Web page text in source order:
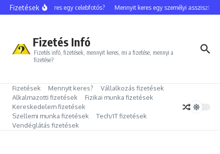
Ugrás a tartalomhoz
Fizetések
Mennyit keres egy celebfotós? Mennyit keres egy személyi asszisztens?
Fizetés Infó
Fizetés infó, fizetések, mennyit keres, mi a fizetése, mennyi a
fizetése?
Fizetések Mennyit keres?
Vállalkozás fizetések
Alkalmazotti fizetések
Fizikai munka fizetések
Kereskedelem fizetések
Szellemi munka fizetések
Tech/IT fizetések
Vendéglátás fizetések